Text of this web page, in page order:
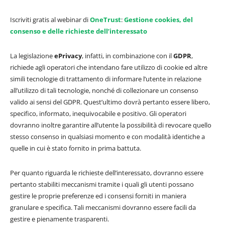
Iscriviti gratis al webinar diOneTrust:Gestione cookies, del
consenso e delle richieste dell’interessato
La legislazioneePrivacy, infatti, in combinazione con ilGDPR,
richiede agli operatori che intendano fare utilizzo di cookie ed altre
simili tecnologie di trattamento di informare l’utente in relazione
all’utilizzo di tali tecnologie, nonché di collezionare un consenso
valido ai sensi del GDPR. Quest’ultimo dovrà pertanto essere libero,
specifico, informato, inequivocabile e positivo. Gli operatori
dovranno inoltre garantire all’utente la possibilità di revocare quello
stesso consenso in qualsiasi momento e con modalità identiche a
quelle in cui è stato fornito in prima battuta.
Per quanto riguarda le richieste dell’interessato, dovranno essere
pertanto stabiliti meccanismi tramite i quali gli utenti possano
gestire le proprie preferenze ed i consensi forniti in maniera
granulare e specifica. Tali meccanismi dovranno essere facili da
gestire e pienamente trasparenti.